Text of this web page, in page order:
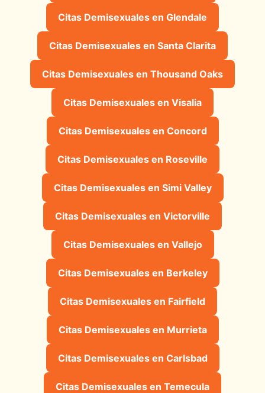
Citas Demisexuales en Glendale
Citas Demisexuales en Santa Clarita
Citas Demisexuales en Thousand Oaks
Citas Demisexuales en Visalia
Citas Demisexuales en Concord
Citas Demisexuales en Roseville
Citas Demisexuales en Simi Valley
Citas Demisexuales en Victorville
Citas Demisexuales en Vallejo
Citas Demisexuales en Berkeley
Citas Demisexuales en Fairfield
Citas Demisexuales en Murrieta
Citas Demisexuales en Carlsbad
Citas Demisexuales en Temecula